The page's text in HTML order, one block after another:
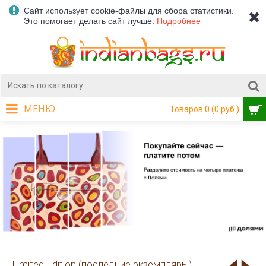
Сайт использует cookie-файлы для сбора статистики.
Это помогает делать сайт лучше. Подробнее
Товаров 0 (0 руб.)
МЕНЮ